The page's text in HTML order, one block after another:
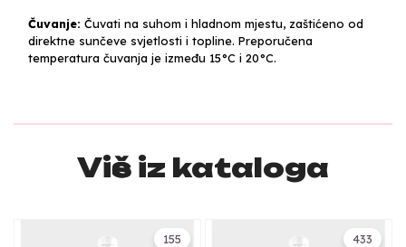
Čuvanje: Čuvati na suhom i hladnom mjestu, zaštićeno od
direktne sunčeve svjetlosti i topline. Preporučena
temperatura čuvanja je između 15°C i 20°C.
Više iz kataloga
155 433